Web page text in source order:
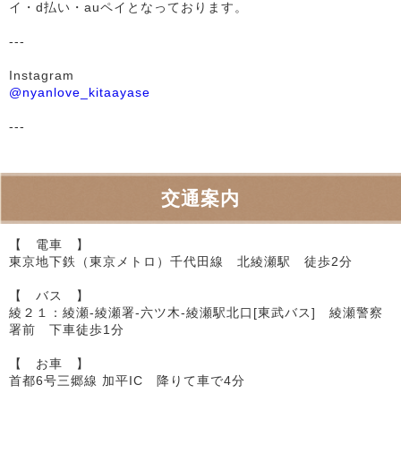
イ・d払い・auペイとなっております。
---
Instagram
@nyanlove_kitaayase
---
交通案内
【 電車 】
東京地下鉄（東京メトロ）千代田線 北綾瀬駅 徒歩2分
【 バス 】
綾２１：綾瀬-綾瀬署-六ツ木-綾瀬駅北口[東武バス] 綾瀬警察
署前 下車徒歩1分
【 お車 】
首都6号三郷線 加平IC 降りて車で4分